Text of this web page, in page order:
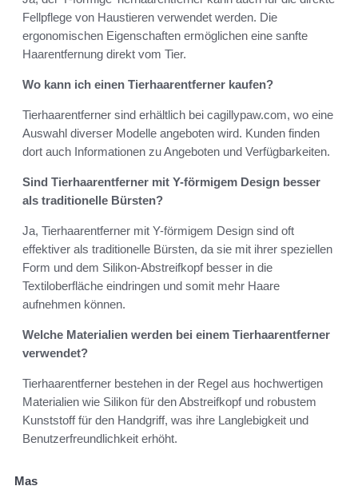
Fellpflege von Haustieren verwendet werden. Die
ergonomischen Eigenschaften ermöglichen eine sanfte
Haarentfernung direkt vom Tier.
Wo kann ich einen Tierhaarentferner kaufen?
Tierhaarentferner sind erhältlich bei cagillypaw.com, wo eine
Auswahl diverser Modelle angeboten wird. Kunden finden
dort auch Informationen zu Angeboten und Verfügbarkeiten.
Sind Tierhaarentferner mit Y-förmigem Design besser
als traditionelle Bürsten?
Ja, Tierhaarentferner mit Y-förmigem Design sind oft
effektiver als traditionelle Bürsten, da sie mit ihrer speziellen
Form und dem Silikon-Abstreifkopf besser in die
Textiloberfläche eindringen und somit mehr Haare
aufnehmen können.
Welche Materialien werden bei einem Tierhaarentferner
verwendet?
Tierhaarentferner bestehen in der Regel aus hochwertigen
Materialien wie Silikon für den Abstreifkopf und robustem
Kunststoff für den Handgriff, was ihre Langlebigkeit und
Benutzerfreundlichkeit erhöht.
Mas